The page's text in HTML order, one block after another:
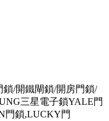
/開鐵閘鎖/開房門鎖/
三星電子鎖YALE門
門鎖,LUCKY門